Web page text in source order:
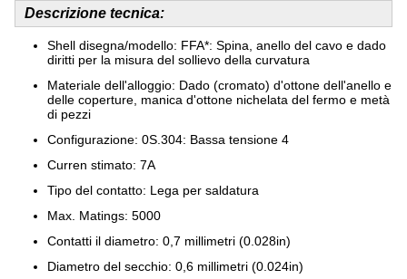
Descrizione tecnica:
Shell disegna/modello: FFA*: Spina, anello del cavo e dado
diritti per la misura del sollievo della curvatura
Materiale dell'alloggio: Dado (cromato) d'ottone dell'anello e
delle coperture, manica d'ottone nichelata del fermo e metà
di pezzi
Configurazione: 0S.304: Bassa tensione 4
Curren stimato: 7A
Tipo del contatto: Lega per saldatura
Max. Matings: 5000
Contatti il diametro: 0,7 millimetri (0.028in)
Diametro del secchio: 0,6 millimetri (0.024in)